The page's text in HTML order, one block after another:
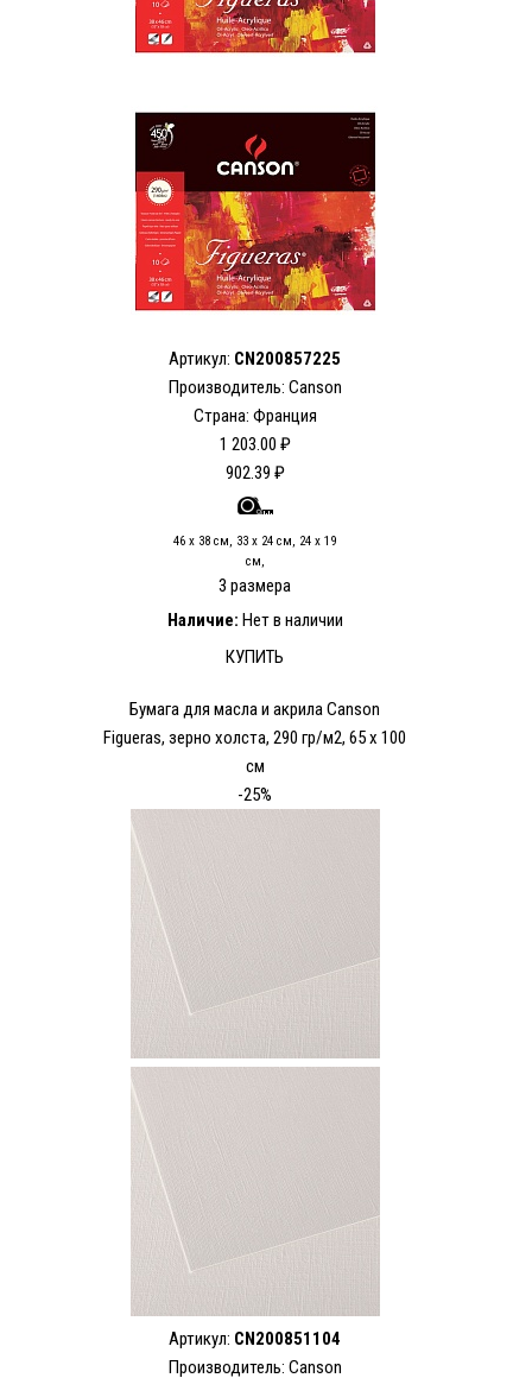
Артикул: CN200857225
Производитель: Canson
Страна: Франция
1 203.00 ₽
902.39 ₽
46 x 38 см, 33 x 24 см, 24 x 19
см,
3 размера
Наличие: Нет в наличии
КУПИТЬ
Бумага для масла и акрила Canson
Figueras, зерно холста, 290 гр/м2, 65 x 100
см
-25%
Артикул: CN200851104
Производитель: Canson